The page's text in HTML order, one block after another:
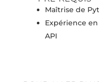
Maîtrise de
Expérience
API